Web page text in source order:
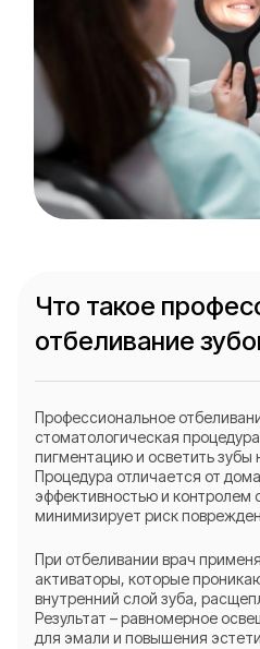
Что такое
отбеливание
Профессиональное
стоматологическая
пигментацию и осветить зубы
Процедура отличается от
эффективностью и контролем
минимизирует риск
При отбеливании врач
активаторы, которые
внутренний слой зуба,
Результат – равномерное
для эмали и повышения